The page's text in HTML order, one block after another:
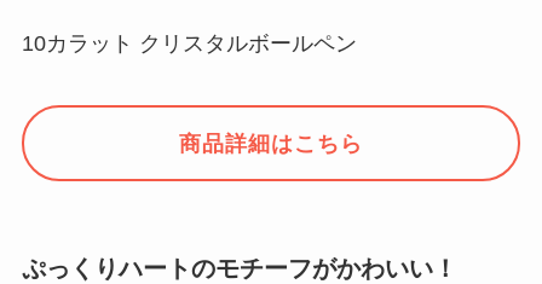
10カラット クリスタルボールペン
商品詳細はこちら
ぷっくりハートのモチーフがかわいい！